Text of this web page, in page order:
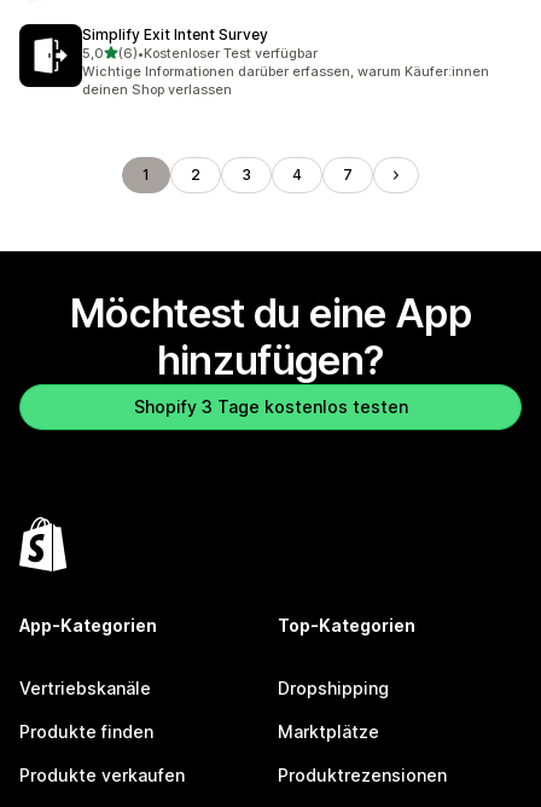
Simplify Exit Intent Survey
5,0von 5 Sternen
(6)
6 Rezensionen insgesamt
•Kostenloser Test verfügbar
Wichtige Informationen darüber erfassen, warum Käufer:innen
deinen Shop verlassen
1 2 3 4 7
Möchtest du eine App
hinzufügen?
Shopify 3 Tage kostenlos testen
App-Kategorien
Vertriebskanäle
Produkte finden
Produkte verkaufen
Top-Kategorien
Dropshipping
Marktplätze
Produktrezensionen